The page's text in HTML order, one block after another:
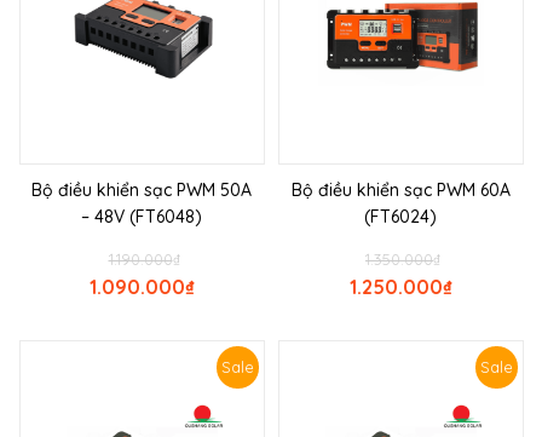
Bộ điều khiển sạc PWM 50A
– 48V (FT6048)
₫
1.190.000
₫
1.090.000
Bộ điều khiển sạc PWM 60A
(FT6024)
₫
1.350.000
₫
1.250.000
Sale Sale